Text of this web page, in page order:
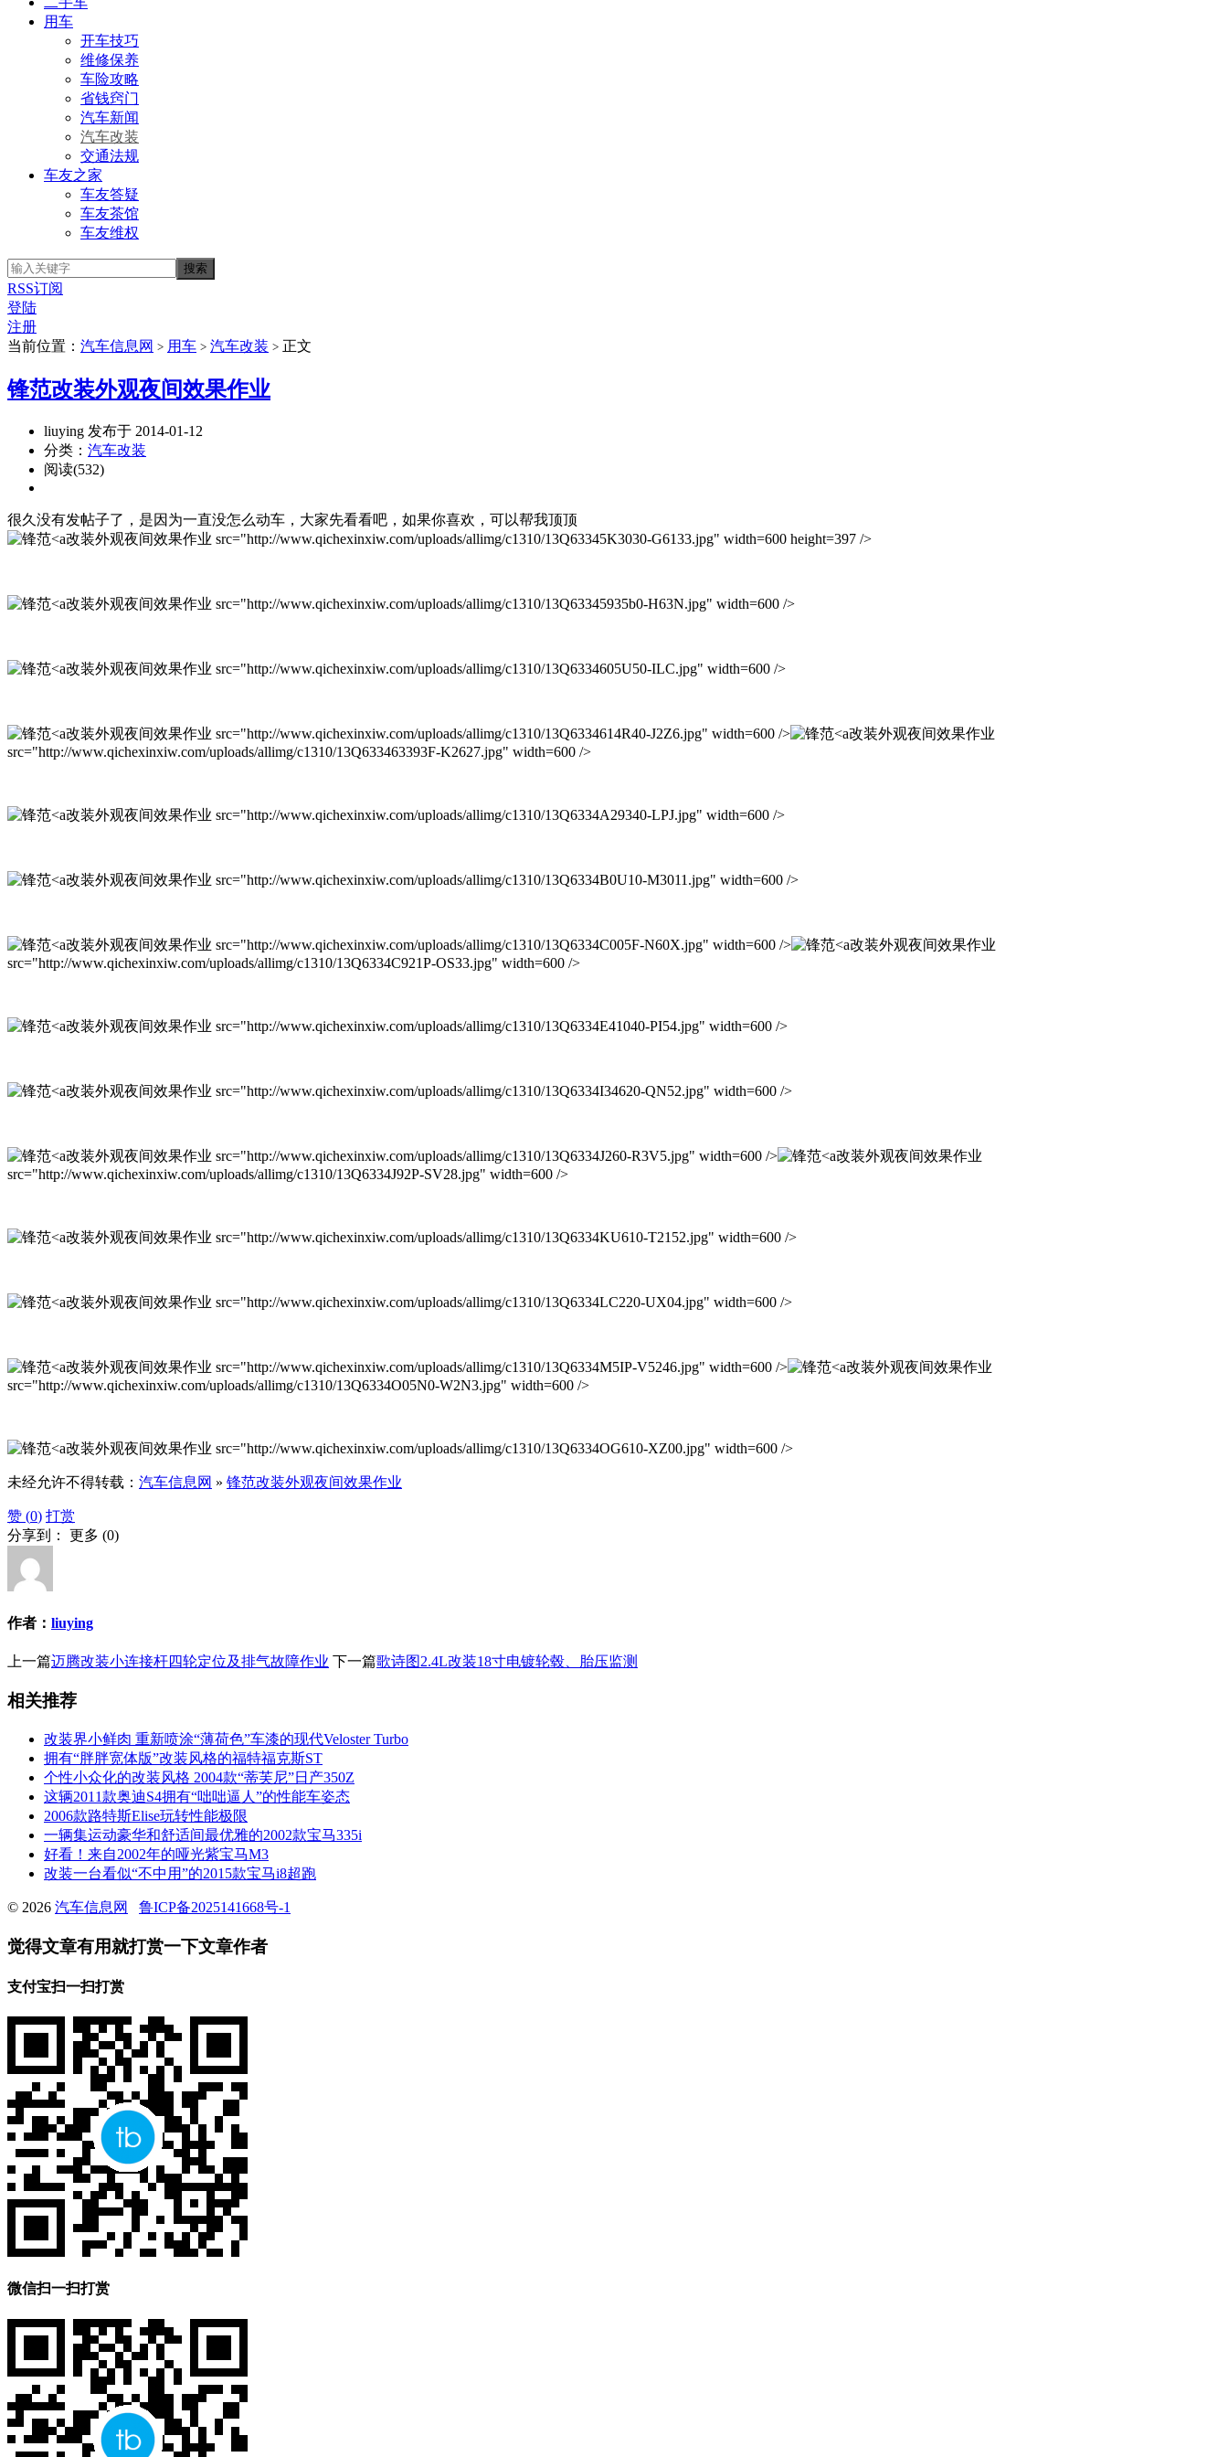
用车
开车技巧
维修保养
车险攻略
省钱窍门
汽车新闻
汽车改装
交通法规
车友之家
车友答疑
车友茶馆
车友维权
RSS订阅
登陆
注册
当前位置： 汽车信息网 > 用车 > 汽车改装 > 正文
锋范改装外观夜间效果作业
liuying 发布于 2014-01-12
分类： 汽车改装
阅读(532)
很久没有发帖子了，是因为一直没怎么动车，大家先看看吧，如果你喜欢，可以帮我顶顶
改装外观夜间效果作业 src="http://www.qichexinxiw.com/uploads/allimg/c1310/13Q63345K3030-G6133.jpg" width=600 height=397 />
改装外观夜间效果作业 src="http://www.qichexinxiw.com/uploads/allimg/c1310/13Q63345935b0-H63N.jpg" width=600 />
改装外观夜间效果作业 src="http://www.qichexinxiw.com/uploads/allimg/c1310/13Q6334605U50-ILC.jpg" width=600 />
改装外观夜间效果作业 src="http://www.qichexinxiw.com/uploads/allimg/c1310/13Q6334614R40-J2Z6.jpg" width=600 />
改装外观夜间效果作业
src="http://www.qichexinxiw.com/uploads/allimg/c1310/13Q633463393F-K2627.jpg" width=600 />
改装外观夜间效果作业 src="http://www.qichexinxiw.com/uploads/allimg/c1310/13Q6334A29340-LPJ.jpg" width=600 />
改装外观夜间效果作业 src="http://www.qichexinxiw.com/uploads/allimg/c1310/13Q6334B0U10-M3011.jpg" width=600 />
改装外观夜间效果作业 src="http://www.qichexinxiw.com/uploads/allimg/c1310/13Q6334C005F-N60X.jpg" width=600 />
改装外观夜间效果作业
src="http://www.qichexinxiw.com/uploads/allimg/c1310/13Q6334C921P-OS33.jpg" width=600 />
改装外观夜间效果作业 src="http://www.qichexinxiw.com/uploads/allimg/c1310/13Q6334E41040-PI54.jpg" width=600 />
改装外观夜间效果作业 src="http://www.qichexinxiw.com/uploads/allimg/c1310/13Q6334I34620-QN52.jpg" width=600 />
改装外观夜间效果作业 src="http://www.qichexinxiw.com/uploads/allimg/c1310/13Q6334J260-R3V5.jpg" width=600 />
改装外观夜间效果作业
src="http://www.qichexinxiw.com/uploads/allimg/c1310/13Q6334J92P-SV28.jpg" width=600 />
改装外观夜间效果作业 src="http://www.qichexinxiw.com/uploads/allimg/c1310/13Q6334KU610-T2152.jpg" width=600 />
改装外观夜间效果作业 src="http://www.qichexinxiw.com/uploads/allimg/c1310/13Q6334LC220-UX04.jpg" width=600 />
改装外观夜间效果作业 src="http://www.qichexinxiw.com/uploads/allimg/c1310/13Q6334M5IP-V5246.jpg" width=600 />
改装外观夜间效果作业
src="http://www.qichexinxiw.com/uploads/allimg/c1310/13Q6334O05N0-W2N3.jpg" width=600 />
改装外观夜间效果作业 src="http://www.qichexinxiw.com/uploads/allimg/c1310/13Q6334OG610-XZ00.jpg" width=600 />
未经允许不得转载： 汽车信息网 » 锋范改装外观夜间效果作业
赞 (0) 打赏
分享到： 更多 (0)
作者： liuying
上一篇迈腾改装小连接杆四轮定位及排气故障作业 下一篇歌诗图2.4L改装18寸电镀轮毂、胎压监测
相关推荐
改装界小鲜肉 重新喷涂“薄荷色”车漆的现代Veloster Turbo
拥有“胖胖宽体版”改装风格的福特福克斯ST
个性小众化的改装风格 2004款“蒂芙尼”日产350Z
这辆2011款奥迪S4拥有“咄咄逼人”的性能车姿态
2006款路特斯Elise玩转性能极限
一辆集运动豪华和舒适间最优雅的2002款宝马335i
好看！来自2002年的哑光紫宝马M3
改装一台看似“不中用”的2015款宝马i8超跑
© 2026 汽车信息网 鲁ICP备2025141668号-1
觉得文章有用就打赏一下文章作者
支付宝扫一扫打赏
微信扫一扫打赏